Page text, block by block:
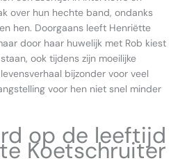
over hun hechte band, ondanks
hen. Doorgaans leeft Henriëtte
door haar huwelijk met Rob kiest
ook tijdens zijn moeilijke
bijzonder voor veel
voor hen niet snel minder
op de leeftijd
Koetschruiter